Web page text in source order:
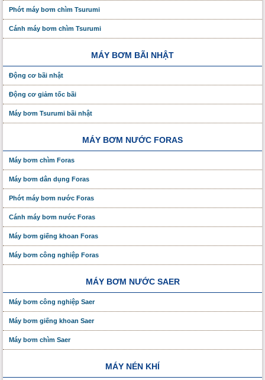
Phớt máy bơm chìm Tsurumi
Cánh máy bơm chìm Tsurumi
MÁY BƠM BÃI NHẬT
Động cơ bãi nhật
Động cơ giảm tốc bãi
Máy bơm Tsurumi bãi nhật
MÁY BƠM NƯỚC FORAS
Máy bơm chìm Foras
Máy bơm dân dụng Foras
Phớt máy bơm nước Foras
Cánh máy bơm nước Foras
Máy bơm giếng khoan Foras
Máy bơm công nghiệp Foras
MÁY BƠM NƯỚC SAER
Máy bơm công nghiệp Saer
Máy bơm giếng khoan Saer
Máy bơm chìm Saer
MÁY NÉN KHÍ